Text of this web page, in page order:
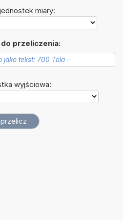
miary:
przeliczenia:
wyjściowa: